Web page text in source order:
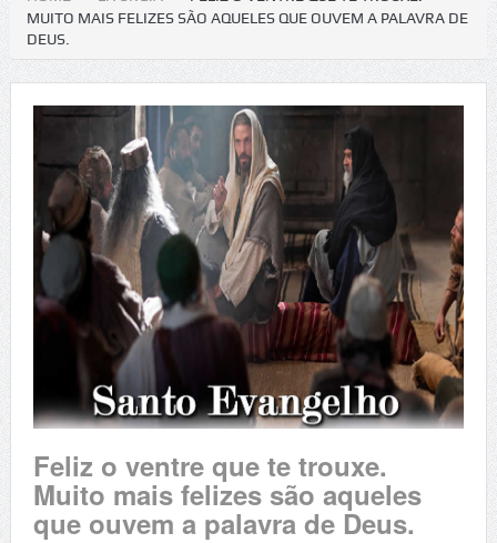
MUITO MAIS FELIZES SÃO AQUELES QUE OUVEM A PALAVRA DE
DEUS.
Feliz o ventre que te trouxe.
Muito mais felizes são aqueles
que ouvem a palavra de Deus.